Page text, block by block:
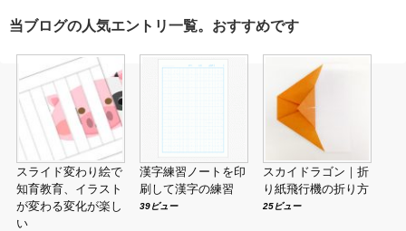
当ブログの人気エントリ一覧。おすすめです
スライド変わり絵で
知育教育、イラスト
が変わる変化が楽し
い
漢字練習ノートを印
刷して漢字の練習
39ビュー
スカイドラゴン｜折
り紙飛行機の折り方
25ビュー